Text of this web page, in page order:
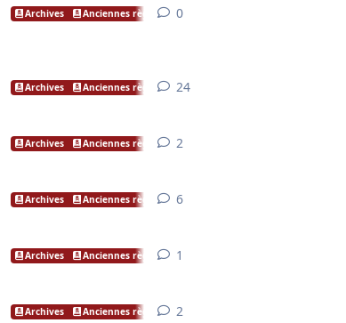
Archives Anciennes règles 0
Archives Anciennes règles 24
Archives Anciennes règles 2
Archives Anciennes règles 6
Archives Anciennes règles 1
Archives Anciennes règles 2